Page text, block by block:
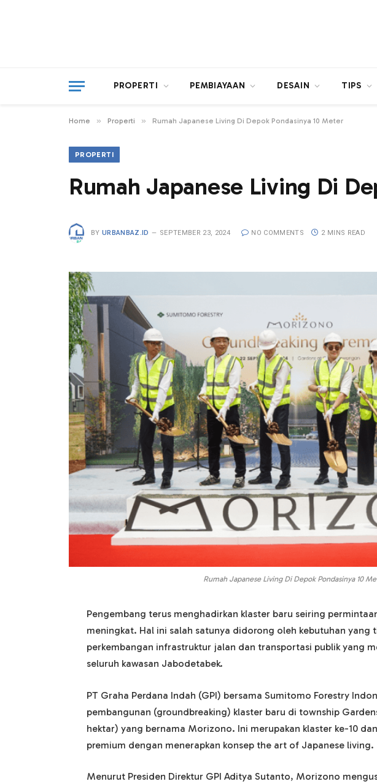
PROPERTI PEMBIAYAAN DESAIN TIPS
Home » Properti » Rumah Japanese Living Di Depok Pondasinya 10 Meter
PROPERTI
Rumah Japanese Living Di
BY URBANBAZ.ID SEPTEMBER 23, 2024 NO COMMENTS 2 MINS READ
Rumah Japanese Living Di Depok Pondasinya 10
Pengembang terus menghadirkan klaster baru seiring
meningkat. Hal ini salah satunya didorong oleh kebutuhan yang
perkembangan infrastruktur jalan dan transportasi publik yang
seluruh kawasan Jabodetabek.
PT Graha Perdana Indah (GPI) bersama Sumitomo Forestry
pembangunan (groundbreaking) klaster baru di township
hektar) yang bernama Morizono. Ini merupakan klaster ke-10
premium dengan menerapkan konsep the art of Japanese living.
Menurut Presiden Direktur GPI Aditya Sutanto, Morizono